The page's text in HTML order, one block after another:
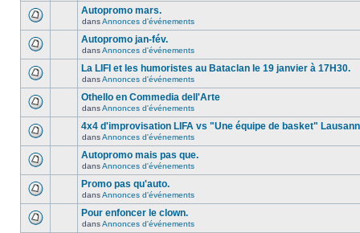
Autopromo mars.
dansAnnonces d'événements
Autopromo jan-fév.
dansAnnonces d'événements
La LIFI et les humoristes au Bataclan le 19 janvier à 17H30.
dansAnnonces d'événements
Othello en Commedia dell'Arte
dansAnnonces d'événements
4x4 d'improvisation LIFA vs "Une équipe de basket"
dansAnnonces d'événements
Autopromo mais pas que.
dansAnnonces d'événements
Promo pas qu'auto.
dansAnnonces d'événements
Pour enfoncer le clown.
dansAnnonces d'événements